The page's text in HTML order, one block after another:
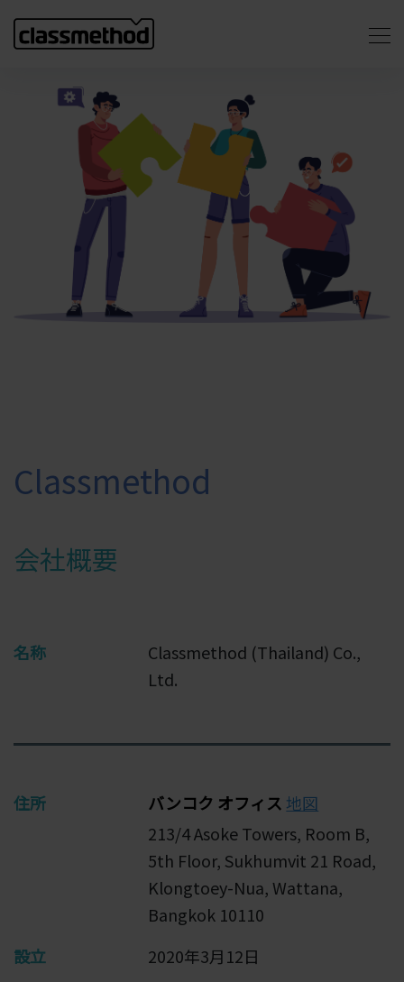
Classmethod
会社概要
名称
Classmethod (Thailand) Co.,
Ltd.
住所 バンコク オフィス 地図
213/4 Asoke Towers, Room B,
5th Floor, Sukhumvit 21 Road,
Klongtoey-Nua, Wattana,
Bangkok 10110
設立
2020年3月12日